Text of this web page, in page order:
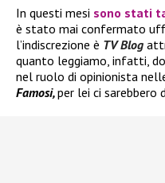
In questi mesi sono stati
è stato mai confermato
l’indiscrezione è TV Blog
quanto leggiamo, infatti,
nel ruolo di opinionista
Famosi,per lei ci sarebbero